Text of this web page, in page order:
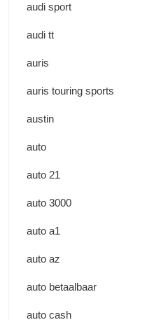
audi sport
audi tt
auris
auris touring sports
austin
auto
auto 21
auto 3000
auto a1
auto az
auto betaalbaar
auto cash